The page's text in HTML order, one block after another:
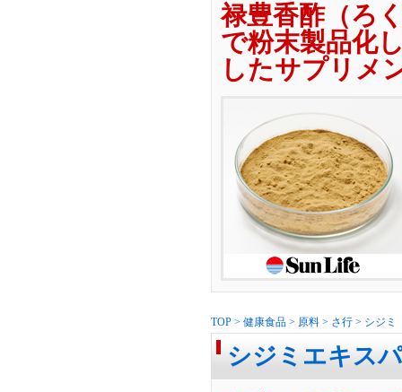
禄豊香酢（ろ
で粉末製品化
したサプリメ
TOP > 健康食品 > 原料 > さ行 > シジミ
シジミエキス